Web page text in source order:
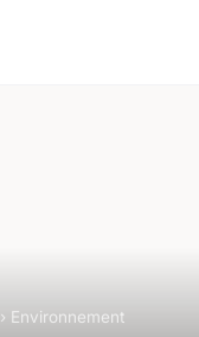
› Environnement